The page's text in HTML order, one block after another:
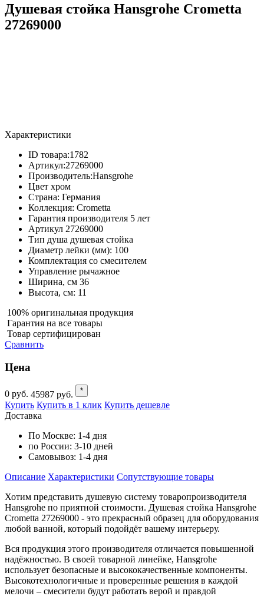
Душевая стойка Hansgrohe Crometta
27269000
Характеристики
ID товара:1782
Артикул:27269000
Производитель:Hansgrohe
Цвет хром
Страна: Германия
Коллекция: Crometta
Гарантия производителя 5 лет
Артикул 27269000
Тип душа душевая стойка
Диаметр лейки (мм): 100
Комплектация со смесителем
Управление рычажное
Ширина, см 36
Высота, см: 11
100% оригинальная продукция
Гарантия на все товары
Товар сертифицирован
Сравнить
Цена
0 руб. 45987 руб. *
Купить Купить в 1 клик Купить дешевле
Доставка
По Москве: 1-4 дня
по России: 3-10 дней
Самовывоз: 1-4 дня
Описание Характеристики Cопутствующие товары
Хотим представить душевую систему товаропроизводителя
Hansgrohe по приятной стоимости. Душевая стойка Hansgrohe
Crometta 27269000 - это прекрасный образец для оборудования
любой ванной, который подойдёт вашему интерьеру.
Вся продукция этого производителя отличается повышенной
надёжностью. В своей товарной линейке, Hansgrohe
использует безопасные и высококачественные компоненты.
Высокотехнологичные и проверенные решения в каждой
мелочи – смесители будут работать верой и правдой